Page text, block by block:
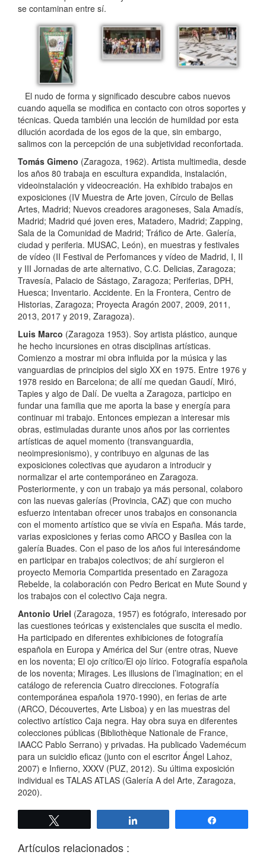
se contaminan entre sí.
El nudo de forma y significado descubre cabos nuevos
cuando aquella se modifica en contacto con otros soportes y
técnicas. Queda también una lección de humildad por esta
dilución acordada de los egos de la que, sin embargo,
salimos con la percepción de una subjetividad reconfortada.
Tomás Gimeno (Zaragoza, 1962). Artista multimedia, desde
los años 80 trabaja en escultura expandida, instalación,
videoinstalación y videocreación. Ha exhibido trabajos en
exposiciones (IV Muestra de Arte joven, Círculo de Bellas
Artes, Madrid; Nuevos creadores aragoneses, Sala Amadís,
Madrid; Madrid qué joven eres, Matadero, Madrid; Zapping,
Sala de la Comunidad de Madrid; Tráfico de Arte. Galería,
ciudad y periferia. MUSAC, León), en muestras y festivales
de vídeo (II Festival de Perfomances y vídeo de Madrid, I, II
y III Jornadas de arte alternativo, C.C. Delicias, Zaragoza;
Travesía, Palacio de Sástago, Zaragoza; Periferias, DPH,
Huesca; Inventario. Accidente. En la Frontera, Centro de
Historias, Zaragoza; Proyecta Aragón 2007, 2009, 2011,
2013, 2017 y 2019, Zaragoza).
Luis Marco (Zaragoza 1953). Soy artista plástico, aunque
he hecho incursiones en otras disciplinas artísticas.
Comienzo a mostrar mi obra influida por la música y las
vanguardias de principios del siglo XX en 1975. Entre 1976 y
1978 resido en Barcelona; de allí me quedan Gaudí, Miró,
Tapies y algo de Dalí. De vuelta a Zaragoza, participo en
fundar una familia que me aporta la base y energía para
continuar mi trabajo. Entonces empiezan a interesar mis
obras, estimuladas durante unos años por las corrientes
artísticas de aquel momento (transvanguardia,
neoimpresionismo), y contribuyo en algunas de las
exposiciones colectivas que ayudaron a introducir y
normalizar el arte contemporáneo en Zaragoza.
Posteriormente, y con un trabajo ya más personal, colaboro
con las nuevas galerías (Provincia, CAZ) que con mucho
esfuerzo intentaban ofrecer unos trabajos en consonancia
con el momento artístico que se vivía en España. Más tarde,
varias exposiciones y ferias como ARCO y Basilea con la
galería Buades. Con el paso de los años fui interesándome
en participar en trabajos colectivos; de ahí surgieron el
proyecto Memoria Compartida presentado en Zaragoza
Rebelde, la colaboración con Pedro Bericat en Mute Sound y
los trabajos con el colectivo Caja negra.
Antonio Uriel (Zaragoza, 1957) es fotógrafo, interesado por
las cuestiones teóricas y existenciales que suscita el medio.
Ha participado en diferentes exhibiciones de fotografía
española en Europa y América del Sur (entre otras, Nueve
en los noventa; El ojo crítico/El ojo lírico. Fotografía española
de los noventa; Mirages. Les illusions de l’imagination; en el
catálogo de referencia Cuatro direcciones. Fotografía
contemporánea española 1970-1990), en ferias de arte
(ARCO, Découvertes, Arte Lisboa) y en las muestras del
colectivo artístico Caja negra. Hay obra suya en diferentes
colecciones públicas (Bibliothèque Nationale de France,
IAACC Pablo Serrano) y privadas. Ha publicado Vademécum
para un suicidio eficaz (junto con el escritor Ángel Lahoz,
2007) e Infierno, XXXV (PUZ, 2012). Su última exposición
individual es TALAS ATLAS (Galería A del Arte, Zaragoza,
2020).
Artículos relacionados :